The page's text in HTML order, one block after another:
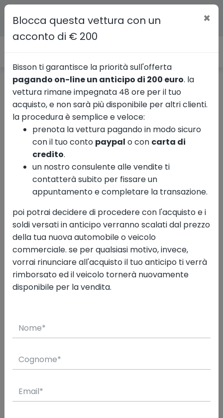
Ricerca auto Usate Volvo Xc40
Mostra le 12 foto
VOLVO XC40 Momentum
Pro, B4 AWD mild hybrid
automatico
USATA
3/2021 58.800
Hai un usato? Applica il suo valore come
permuta sui prezzi delle nostre vetture. Basta
veloce!
Blocca questa vettura con un
acconto di € 200
×
Bisson ti garantisce la priorità sull'offerta
pagando on-line un anticipo di 200 euro. la
vettura rimane impegnata 48 ore per il tuo
acquisto, e non sarà più disponibile per altri clienti.
la procedura è semplice e veloce:
prenota la vettura pagando in modo sicuro
con il tuo conto paypal o con carta di
credito.
un nostro consulente alle vendite ti
contatterà subito per fissare un
appuntamento e completare la transazione.
poi potrai decidere di procedere con l'acquisto e i
soldi versati in anticipo verranno scalati dal prezzo
della tua nuova automobile o veicolo
commerciale. se per qualsiasi motivo, invece,
vorrai rinunciare all'acquisto il tuo anticipo ti verrà
rimborsato ed il veicolo tornerà nuovamente
disponibile per la vendita.